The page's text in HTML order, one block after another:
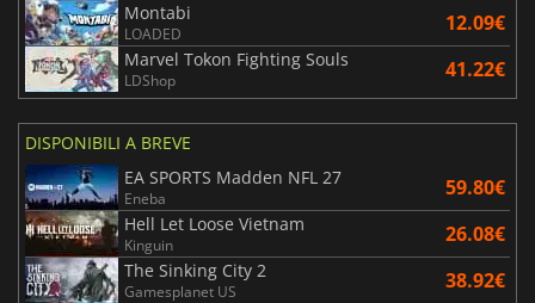
Montabi
LOADED 12.09€
Marvel Tokon Fighting Souls
LDShop 41.22€
DISPONIBILI A BREVE
EA SPORTS Madden NFL 27
Eneba 59.80€
Hell Let Loose Vietnam
Kinguin 26.08€
The Sinking City 2
Gamesplanet US 38.92€